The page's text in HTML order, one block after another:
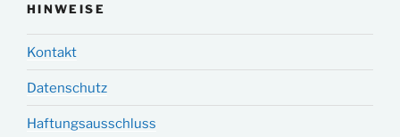
HINWEISE
Kontakt
Datenschutz
Haftungsausschluss